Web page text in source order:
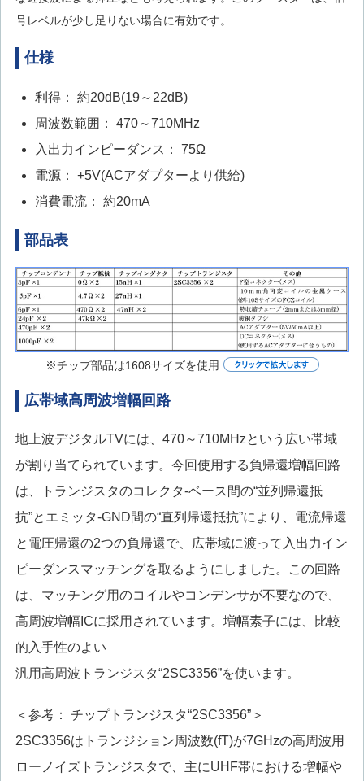
号レベルが少し足りない場合に有効です。
仕様
利得： 約20dB(19～22dB)
周波数範囲： 470～710MHz
入出力インピーダンス： 75Ω
電源： +5V(ACアダプターより供給)
消費電流： 約20mA
部品表
※チップ部品は1608サイズを使用
広帯域高周波増幅回路
地上波デジタルTVには、470～710MHzという広い帯域
が割り当てられています。今回使用する負帰還増幅回路
は、トランジスタのコレクタ-ベース間の“並列帰還抵
抗”とエミッタ-GND間の“直列帰還抵抗”により、電流帰還
と電圧帰還の2つの負帰還で、広帯域に渡って入出力イン
ピーダンスマッチングを取るようにしました。この回路
は、マッチング用のコイルやコンデンサが不要なので、
高周波増幅ICに採用されています。増幅素子には、比較
的入手性のよい
汎用高周波トランジスタ“2SC3356”を使います。
＜参考： チップトランジスタ“2SC3356”＞
2SC3356はトランジション周波数(fT)が7GHzの高周波用
ローノイズトランジスタで、主にUHF帯における増幅や